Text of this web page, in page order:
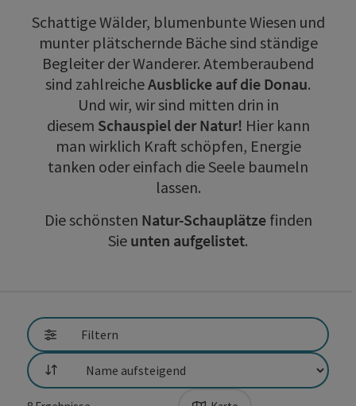
Schattige Wälder, blumenbunte Wiesen und
munter plätschernde Bäche sind ständige
Begleiter der Wanderer. Atemberaubend
sind zahlreicheAusblicke auf die Donau.
Und wir, wir sind mitten drin in
diesem Schauspiel der Natur! Hier kann
man wirklich Kraft schöpfen, Energie
tanken oder einfach die Seele baumeln
lassen.
Die schönsten Natur-Schauplätze finden
Sie unten aufgelistet.
Filtern
Sortierung